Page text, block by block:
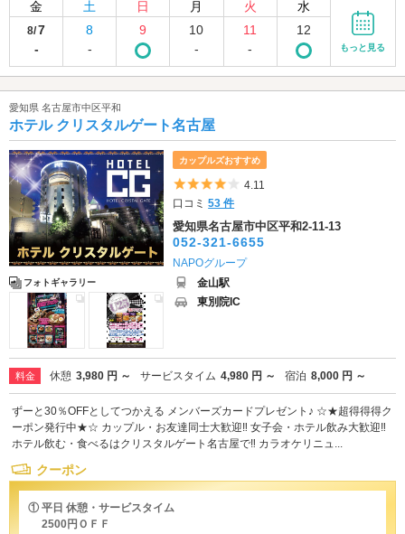
金 土 日 月 火 水
8/7
-
8
-
9
10
-
11
-
12
もっと見る
愛知県 名古屋市中区平和
ホテル クリスタルゲート名古屋
フォトギャラリー
カップルズおすすめ
5つ星のうち4
4.11
口コミ53 件
愛知県名古屋市中区平和2-11-13
052-321-6655
NAPOグループ
金山駅
東別院IC
料金 休憩 3,980 円 ～ サービスタイム 4,980 円 ～ 宿泊 8,000 円 ～
ずーと30％OFFとしてつかえる メンバーズカードプレゼント♪ ☆★超得得得ク
ーポン発行中★☆ カップル・お友達同士大歓迎‼ 女子会・ホテル飲み大歓迎‼
ホテル飲む・食べるはクリスタルゲート名古屋で‼ カラオケリニュ...
クーポン
① 平日 休憩・サービスタイム
2500円ＯＦＦ